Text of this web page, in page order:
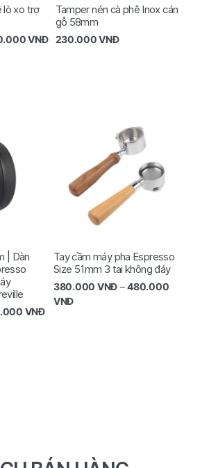
lò xo trợ
VNĐ
Tamper nén cà phê Inox cán
gỗ 58mm
230.000VNĐ
| Dàn
VNĐ
Tay cầm máy pha Espresso
Size 51mm 3 tai không đáy
380.000 VNĐ –480.000
VNĐ